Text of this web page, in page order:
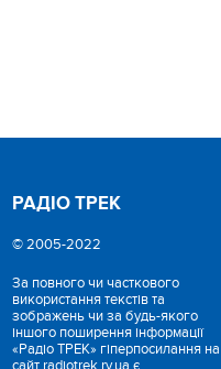
РАДІО ТРЕК
© 2005-2022
За повного чи часткового
використання текстів та
зображень чи за будь-якого
іншого поширення інформації
«Радіо ТРЕК» гіперпосилання на